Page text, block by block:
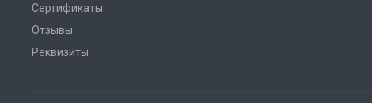
Сертификаты
Отзывы
Реквизиты